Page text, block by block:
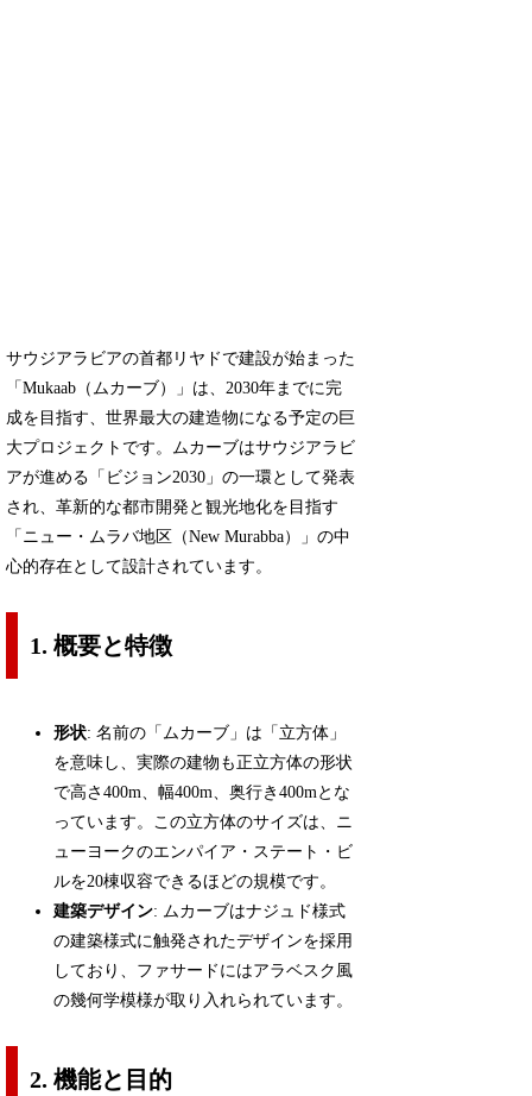
サウジアラビアの首都リヤドで建設が始まった
「Mukaab（ムカーブ）」は、2030年までに完
成を目指す、世界最大の建造物になる予定の巨
大プロジェクトです。ムカーブはサウジアラビ
アが進める「ビジョン2030」の一環として発表
され、革新的な都市開発と観光地化を目指す
「ニュー・ムラバ地区（New Murabba）」の中
心的存在として設計されています。
1. 概要と特徴
形状: 名前の「ムカーブ」は「立方体」
を意味し、実際の建物も正立方体の形状
で高さ400m、幅400m、奥行き400mとな
っています。この立方体のサイズは、ニ
ューヨークのエンパイア・ステート・ビ
ルを20棟収容できるほどの規模です。
建築デザイン: ムカーブはナジュド様式
の建築様式に触発されたデザインを採用
しており、ファサードにはアラベスク風
の幾何学模様が取り入れられています。
2. 機能と目的